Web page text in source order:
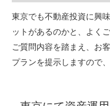
東京でも不動産投資に興
ットがあるのかと、よく
ご質問内容を踏まえ、お
プランを提示しますので